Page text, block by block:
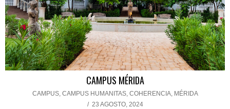
CAMPUS MÉRIDA
CAMPUS, CAMPUS HUMANITAS, COHERENCIA, MÉRIDA
/ 23 AGOSTO, 2024